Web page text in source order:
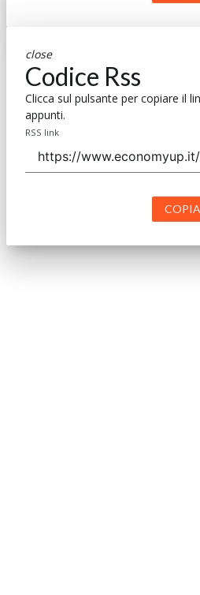
close
Codice Rss
Clicca sul pulsante per copiare il
appunti.
RSS link